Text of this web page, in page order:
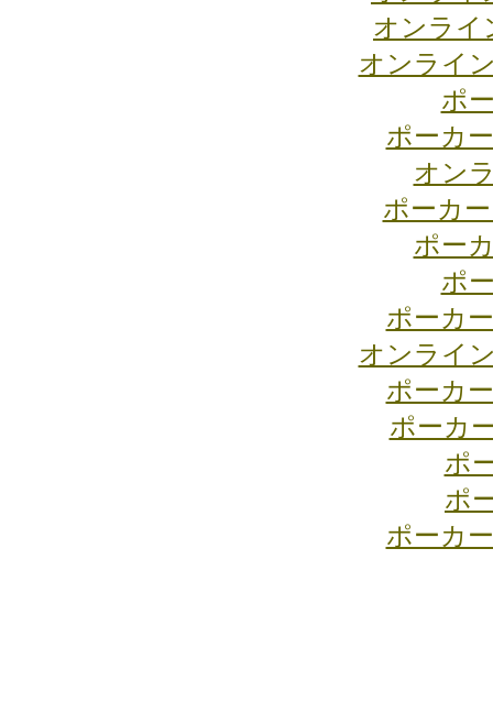
オンライ
オンライ
ポ
ポーカ
オン
ポーカ
ポー
ポ
ポーカ
オンライ
ポーカ
ポーカ
ポ
ポ
ポーカ